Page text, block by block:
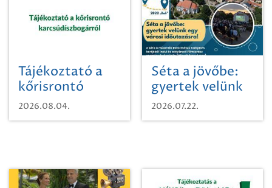
Tájékoztató a
kőrisrontó
karcsúdíszbogárról
2026.08.04.
Séta a jövőbe:
gyertek velünk
egy városi
időutazásra!
2026.07.22.